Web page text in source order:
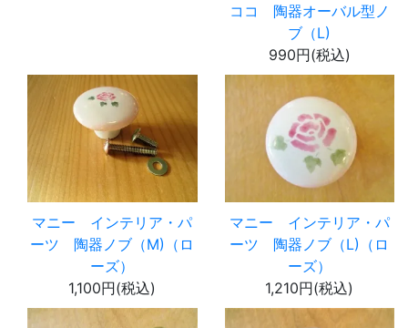
ココ 陶器オーバル型ノ
ブ（L)
990円(税込)
マニー インテリア・パ
ーツ 陶器ノブ（M)（ロ
ーズ）
1,100円(税込)
マニー インテリア・パ
ーツ 陶器ノブ（L)（ロ
ーズ）
1,210円(税込)